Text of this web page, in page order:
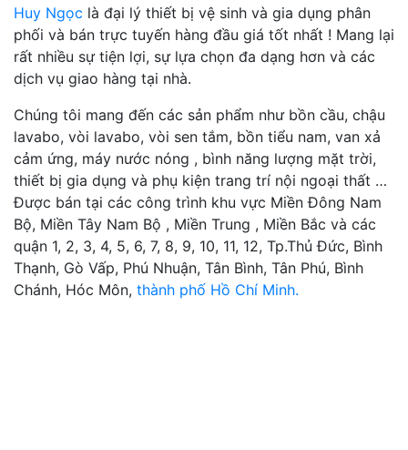
Huy Ngọc là đại lý thiết bị vệ sinh và gia dụng phân
phối và bán trực tuyến hàng đầu giá tốt nhất ! Mang lại
rất nhiều sự tiện lợi, sự lựa chọn đa dạng hơn và các
dịch vụ giao hàng tại nhà.
Chúng tôi mang đến các sản phẩm như bồn cầu, chậu
lavabo, vòi lavabo, vòi sen tắm, bồn tiểu nam, van xả
cảm ứng, máy nước nóng , bình năng lượng mặt trời,
thiết bị gia dụng và phụ kiện trang trí nội ngoại thất …
Được bán tại các công trình khu vực Miền Đông Nam
Bộ, Miền Tây Nam Bộ , Miền Trung , Miền Bắc và các
quận 1, 2, 3, 4, 5, 6, 7, 8, 9, 10, 11, 12, Tp.Thủ Đức, Bình
Thạnh, Gò Vấp, Phú Nhuận, Tân Bình, Tân Phú, Bình
Chánh, Hóc Môn, thành phố Hồ Chí Minh.